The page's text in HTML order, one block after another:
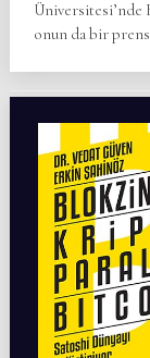
Üniversitesi’nde
onun da bir